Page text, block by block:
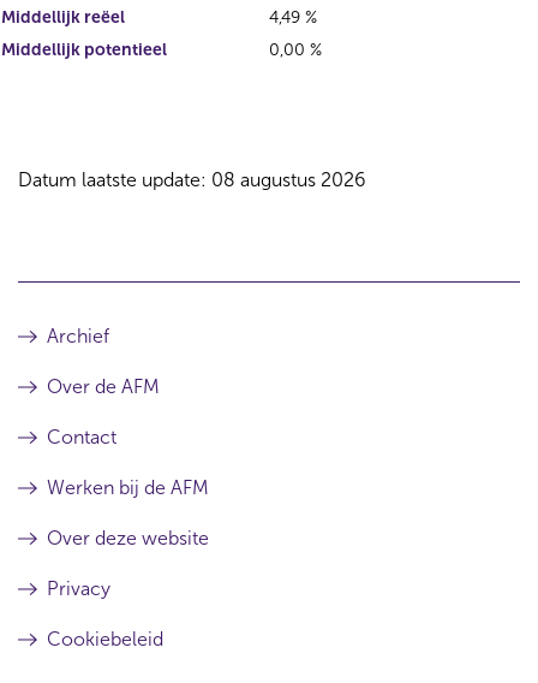
Middellijk reëel
4,49 %
Middellijk potentieel
0,00 %
Datum laatste update: 08 augustus 2026
Archief
Over de AFM
Contact
Werken bij de AFM
Over deze website
Privacy
Cookiebeleid